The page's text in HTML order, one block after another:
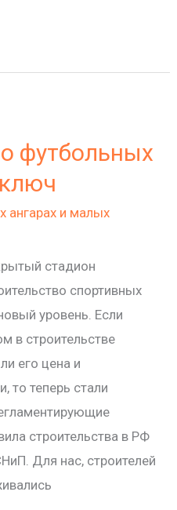
футбольных
ангарах и малых
крытый стадион
спортивных
уровень. Если
в строительстве
его цена и
то теперь стали
строительства в РФ
Для нас, строителей